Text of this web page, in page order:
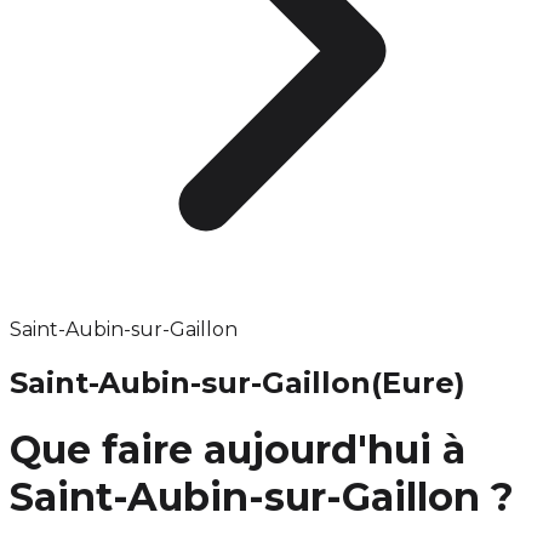
Saint-Aubin-sur-Gaillon
Saint-Aubin-sur-Gaillon(Eure)
Que faire aujourd'hui à
Saint-Aubin-sur-Gaillon ?